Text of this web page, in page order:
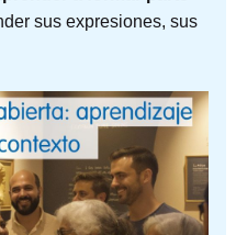
sus expresiones, sus